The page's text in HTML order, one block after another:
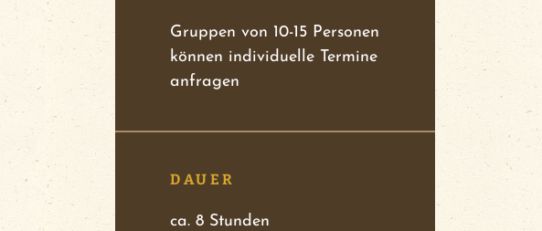
Gruppen von 10-15 Personen
können individuelle Termine
anfragen
DAUER
ca. 8 Stunden